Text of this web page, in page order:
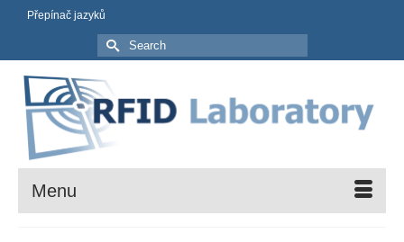
Přepínač jazyků
Search
for:
Menu